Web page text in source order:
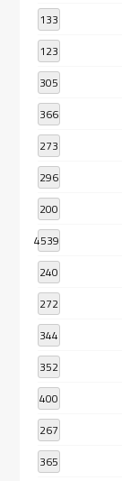
133
123
305
366
273
296
200
4539
240
272
344
352
400
267
365